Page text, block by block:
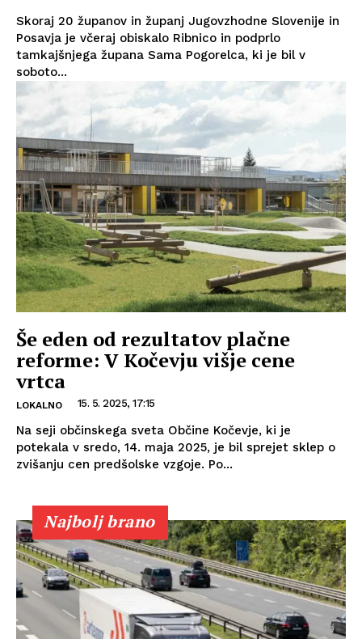
Skoraj 20 županov in županj Jugovzhodne Slovenije in
Posavja je včeraj obiskalo Ribnico in podprlo
tamkajšnjega župana Sama Pogorelca, ki je bil v
soboto...
Še eden od rezultatov plačne
reforme: V Kočevju višje cene
vrtca
LOKALNO 15. 5. 2025, 17:15
Na seji občinskega sveta Občine Kočevje, ki je
potekala v sredo, 14. maja 2025, je bil sprejet sklep o
zvišanju cen predšolske vzgoje. Po...
Najbolj brano